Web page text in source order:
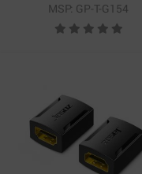
MSP: GP-T-G154